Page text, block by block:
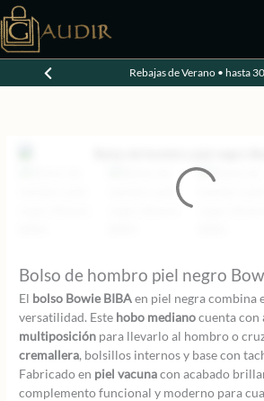
al
contenido
Rebajas de Verano • hasta
-10%
Bolso de hombro piel negro
El bolso Bowie BIBAen piel negra combina
versatilidad. Este hobo medianocuenta con
multiposición para llevarlo al hombro o
cremallera, bolsillos internos y base con
Fabricado en piel vacunacon acabado
complemento funcional y moderno para